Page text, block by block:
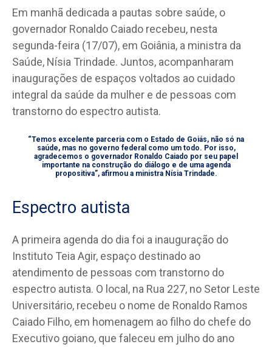
Em manhã dedicada a pautas sobre saúde, o
governador Ronaldo Caiado recebeu, nesta
segunda-feira (17/07), em Goiânia, a ministra da
Saúde, Nísia Trindade. Juntos, acompanharam
inaugurações de espaços voltados ao cuidado
integral da saúde da mulher e de pessoas com
transtorno do espectro autista.
“Temos excelente parceria com o Estado de Goiás, não só na
saúde, mas no governo federal como um todo. Por isso,
agradecemos o governador Ronaldo Caiado por seu papel
importante na construção do diálogo e de uma agenda
propositiva”, afirmou a ministra Nísia Trindade.
Espectro autista
A primeira agenda do dia foi a inauguração do
Instituto Teia Agir, espaço destinado ao
atendimento de pessoas com transtorno do
espectro autista. O local, na Rua 227, no Setor Leste
Universitário, recebeu o nome de Ronaldo Ramos
Caiado Filho, em homenagem ao filho do chefe do
Executivo goiano, que faleceu em julho do ano